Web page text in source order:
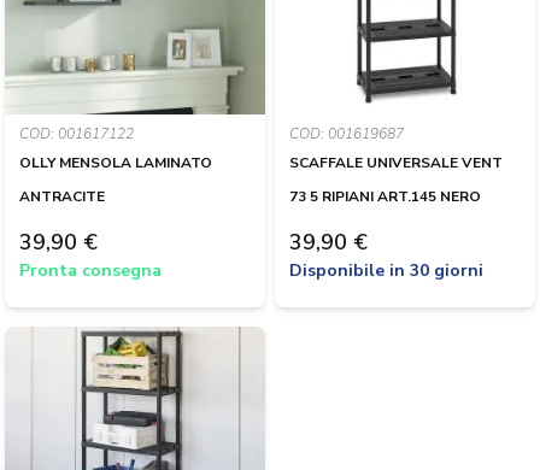
COD: 001617122
OLLY MENSOLA LAMINATO
ANTRACITE
39,90 €
Pronta consegna
COD: 001619687
SCAFFALE UNIVERSALE VENT
73 5 RIPIANI ART.145 NERO
39,90 €
Disponibile in 30 giorni